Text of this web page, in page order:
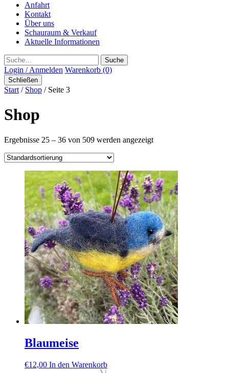
Anfahrt
Kontakt
Über uns
Schauraum & Verkauf
Aktuelle Informationen
Suche
Login / Anmelden Warenkorb (0)
Schließen
Start / Shop / Seite 3
Shop
Ergebnisse 25 – 36 von 509 werden angezeigt
Blaumeise
€12,00 In den Warenkorb